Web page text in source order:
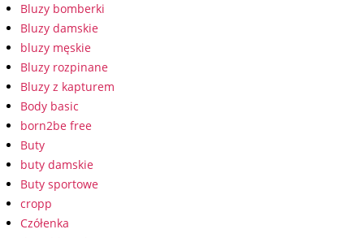
Bluzy bomberki
Bluzy damskie
bluzy męskie
Bluzy rozpinane
Bluzy z kapturem
Body basic
born2be free
Buty
buty damskie
Buty sportowe
cropp
Czółenka